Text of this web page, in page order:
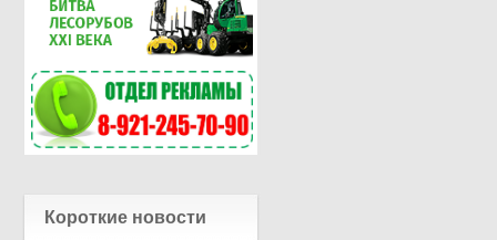
Короткие новости